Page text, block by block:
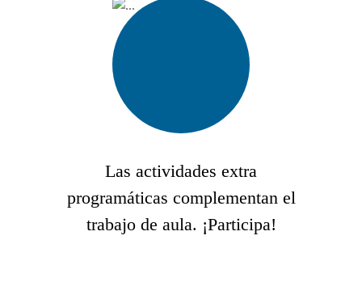
Las actividades extra
programáticas complementan el
trabajo de aula. ¡Participa!